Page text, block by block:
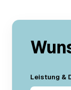
Leistung &